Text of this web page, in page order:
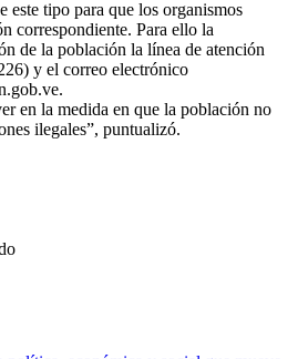
este tipo para que los organismos
correspondiente. Para ello la
de la población la línea de atención
y el correo electrónico
en la medida en que la población no
ilegales”, puntualizó.